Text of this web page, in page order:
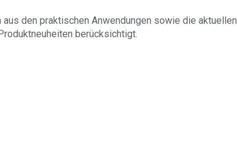
den praktischen Anwendungen sowie die aktuellen
berücksichtigt.